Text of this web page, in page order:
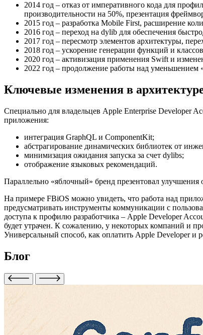
2014 год – отказ от императивного кода для
производительности на 50%, презентация
2015 год – разработка Mobile First, расширение
2016 год – переход на dylib для обеспечения
2017 год – пересмотр элементов архитектуры,
2018 год – ускорение генерации функций и
2020 год – активизация применения Swift и
2022 год – продолжение работы над уменьшением
Ключевые изменения в
Специально для владельцев Apple Enterprise Developer
приложения:
интеграция GraphQL и ComponentKit;
абстрагирование динамических библиотек от
минимизация ожидания запуска за счет dylibs;
отображение языковых рекомендаций.
Параллельно «яблочный» бренд презентовал
На примере FBiOS можно увидеть, что работа над
предусматривать инструменты коммуникации с
доступа к профилю разработчика – Apple Developer
будет утрачен. К сожалению, у некоторых компаний и
Универсальный способ, как оплатить Apple Developerи
Блог